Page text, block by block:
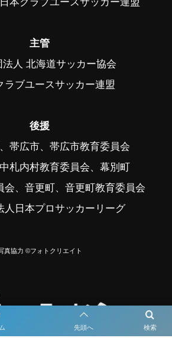
検索
先頭へ
主管
法人 北海道サッカー協会
ラブユースサッカー連盟
後援
帯広市、帯広市教育委員会
札内村教育委員会、幕別町
会、音更町、音更町教育委員会
人日本プロサッカーリーグ
真協力 ©フォトクリエイト